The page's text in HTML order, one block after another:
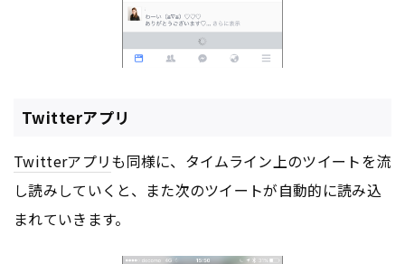
Twitterアプリ
Twitterアプリも同様に、タイムライン上のツイートを流
し読みしていくと、また次のツイートが自動的に読み込
まれていきます。